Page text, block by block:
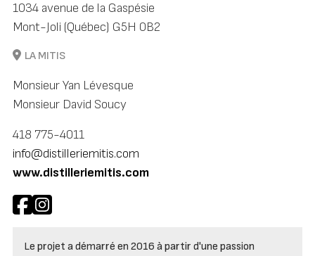
1034 avenue de la Gaspésie
Mont-Joli (Québec) G5H 0B2
LA MITIS
Monsieur Yan Lévesque
Monsieur David Soucy
418 775-4011
info@distilleriemitis.com
www.distilleriemitis.com
Le projet a démarré en 2016 à partir d'une passion